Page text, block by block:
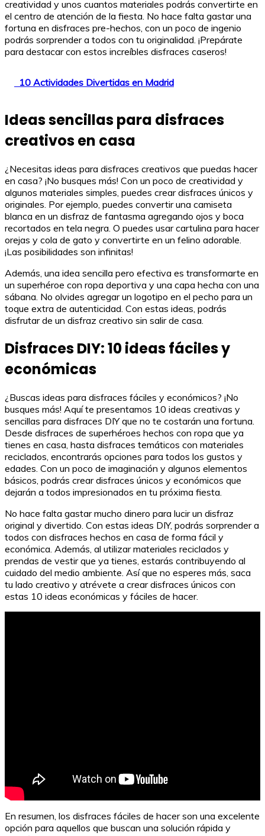
creatividad y unos cuantos materiales podrás convertirte en
el centro de atención de la fiesta. No hace falta gastar una
fortuna en disfraces pre-hechos, con un poco de ingenio
podrás sorprender a todos con tu originalidad. ¡Prepárate
para destacar con estos increíbles disfraces caseros!
10 Actividades Divertidas en Madrid
Ideas sencillas para disfraces
creativos en casa
¿Necesitas ideas para disfraces creativos que puedas hacer
en casa? ¡No busques más! Con un poco de creatividad y
algunos materiales simples, puedes crear disfraces únicos y
originales. Por ejemplo, puedes convertir una camiseta
blanca en un disfraz de fantasma agregando ojos y boca
recortados en tela negra. O puedes usar cartulina para hacer
orejas y cola de gato y convertirte en un felino adorable.
¡Las posibilidades son infinitas!
Además, una idea sencilla pero efectiva es transformarte en
un superhéroe con ropa deportiva y una capa hecha con una
sábana. No olvides agregar un logotipo en el pecho para un
toque extra de autenticidad. Con estas ideas, podrás
disfrutar de un disfraz creativo sin salir de casa.
Disfraces DIY: 10 ideas fáciles y
económicas
¿Buscas ideas para disfraces fáciles y económicos? ¡No
busques más! Aquí te presentamos 10 ideas creativas y
sencillas para disfraces DIY que no te costarán una fortuna.
Desde disfraces de superhéroes hechos con ropa que ya
tienes en casa, hasta disfraces temáticos con materiales
reciclados, encontrarás opciones para todos los gustos y
edades. Con un poco de imaginación y algunos elementos
básicos, podrás crear disfraces únicos y económicos que
dejarán a todos impresionados en tu próxima fiesta.
No hace falta gastar mucho dinero para lucir un disfraz
original y divertido. Con estas ideas DIY, podrás sorprender a
todos con disfraces hechos en casa de forma fácil y
económica. Además, al utilizar materiales reciclados y
prendas de vestir que ya tienes, estarás contribuyendo al
cuidado del medio ambiente. Así que no esperes más, saca
tu lado creativo y atrévete a crear disfraces únicos con
estas 10 ideas económicas y fáciles de hacer.
En resumen, los disfraces fáciles de hacer son una excelente
opción para aquellos que buscan una solución rápida y